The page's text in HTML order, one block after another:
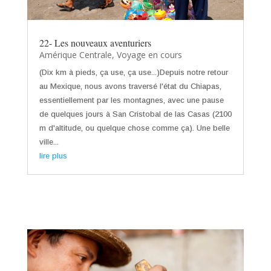
22- Les nouveaux aventuriers
Amérique Centrale, Voyage en cours
(Dix km à pieds, ça use, ça use...)Depuis notre retour
au Mexique, nous avons traversé l'état du Chiapas,
essentiellement par les montagnes, avec une pause
de quelques jours à San Cristobal de las Casas (2100
m d'altitude, ou quelque chose comme ça). Une belle
ville...
lire plus